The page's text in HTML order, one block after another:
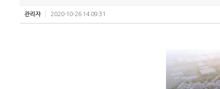
관리자 2020-10-26 14:09:31